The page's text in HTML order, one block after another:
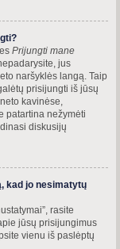
Prijungti mane
jus
naršyklės langą. Taip
prisijungti iš jūsų
kavinėse,
patartina nežymėti
diskusijų
kad jo nesimatytų
rasite
jūsų prisijungimus
vienu iš paslėptų